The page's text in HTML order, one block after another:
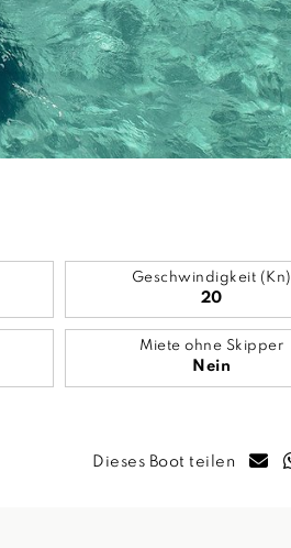
Geschwindigkeit (Kn)
20
Miete ohne Skipper
Nein
Dieses Boot teilen